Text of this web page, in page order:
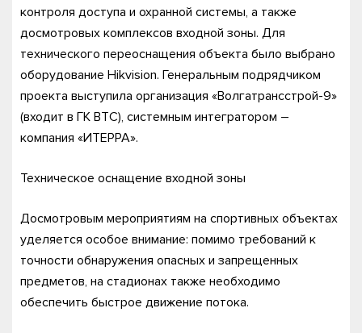
контроля доступа и охранной системы, а также
досмотровых комплексов входной зоны. Для
технического переоснащения объекта было выбрано
оборудование Hikvision. Генеральным подрядчиком
проекта выступила организация «Волгатрансстрой-9»
(входит в ГК ВТС), системным интегратором –
компания «ИТЕРРА».
Техническое оснащение входной зоны
Досмотровым мероприятиям на спортивных объектах
уделяется особое внимание: помимо требований к
точности обнаружения опасных и запрещенных
предметов, на стадионах также необходимо
обеспечить быстрое движение потока.